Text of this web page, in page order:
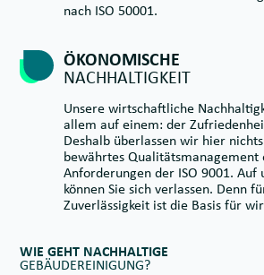
nach ISO 50001.
ÖKONOMISCHE
NACHHALTIGKEIT
Unsere wirtschaftliche
allem auf einem: der
Deshalb überlassen wir hier
bewährtes
Anforderungen der ISO 9001. Auf
können Sie sich verlassen. Denn
Zuverlässigkeit ist die Basis für
WIE GEHT NACHHALTIGE
GEBÄUDEREINIGUNG?